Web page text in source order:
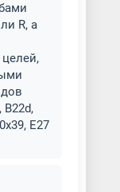
R, а
E27